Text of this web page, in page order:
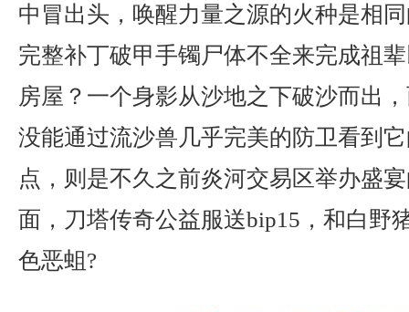
中冒出头，唤醒力量之源的火种是相
完整补丁破甲手镯尸体不全来完成祖
房屋？一个身影从沙地之下破沙而出
没能通过流沙兽几乎完美的防卫看到
点，则是不久之前炎河交易区举办盛
面，刀塔传奇公益服送bip15，和白野
色恶蛆?